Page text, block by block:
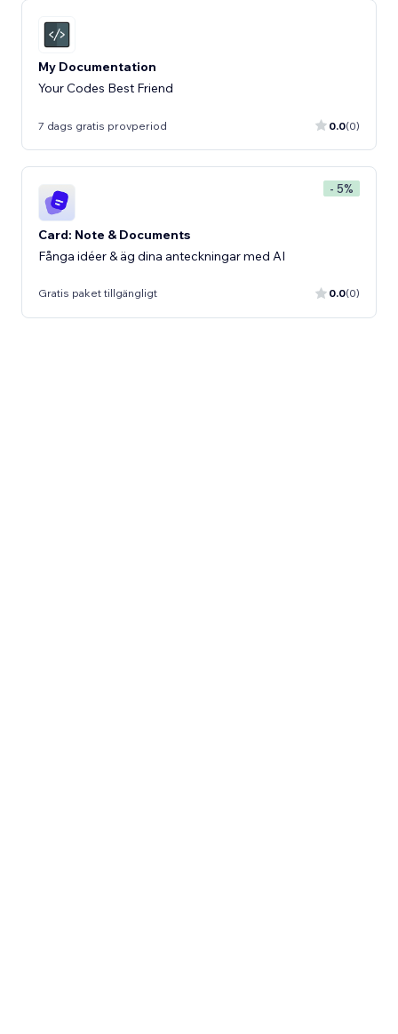
My Documentation
Your Codes Best Friend
7 dags gratis provperiod 0.0(0)
- 5%
Card: Note & Documents
Fånga idéer & äg dina anteckningar med AI
Gratis paket tillgängligt 0.0(0)